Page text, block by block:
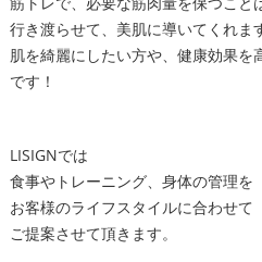
行き渡らせて、美肌に導いてくれま
肌を綺麗にしたい方や、健康効果を
です！
LISIGNでは
食事やトレーニング、身体の管理を
お客様のライフスタイルに合わせて
ご提案させて頂きます。